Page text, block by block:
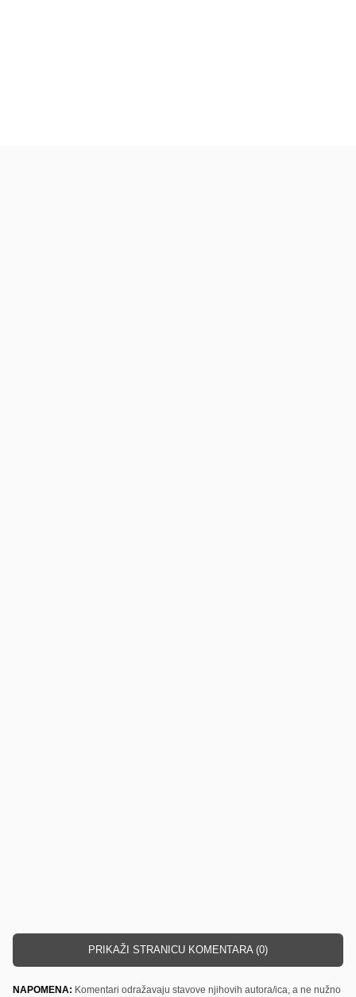
PRIKAŽI STRANICU KOMENTARA (0)
NAPOMENA: Komentari odražavaju stavove njihovih autora/ica, a ne nužno